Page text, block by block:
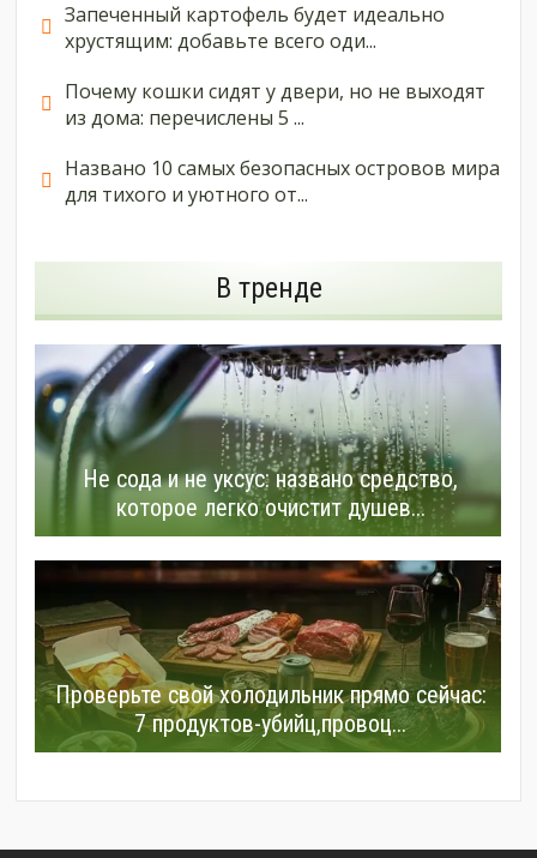
Запеченный картофель будет идеально
хрустящим: добавьте всего оди...
Почему кошки сидят у двери, но не выходят
из дома: перечислены 5 ...
Названо 10 самых безопасных островов мира
для тихого и уютного от...
В тренде
Не сода и не уксус: названо средство,
которое легко очистит душев...
Проверьте свой холодильник прямо сейчас:
7 продуктов-убийц,провоц...